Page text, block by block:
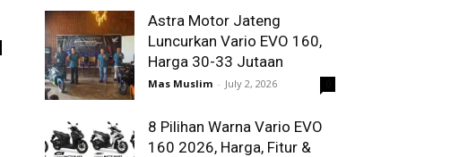
Astra Motor Jateng
Luncurkan Vario EVO 160,
Harga 30-33 Jutaan
Mas Muslim - July 2, 2026
8 Pilihan Warna Vario EVO
160 2026, Harga, Fitur &